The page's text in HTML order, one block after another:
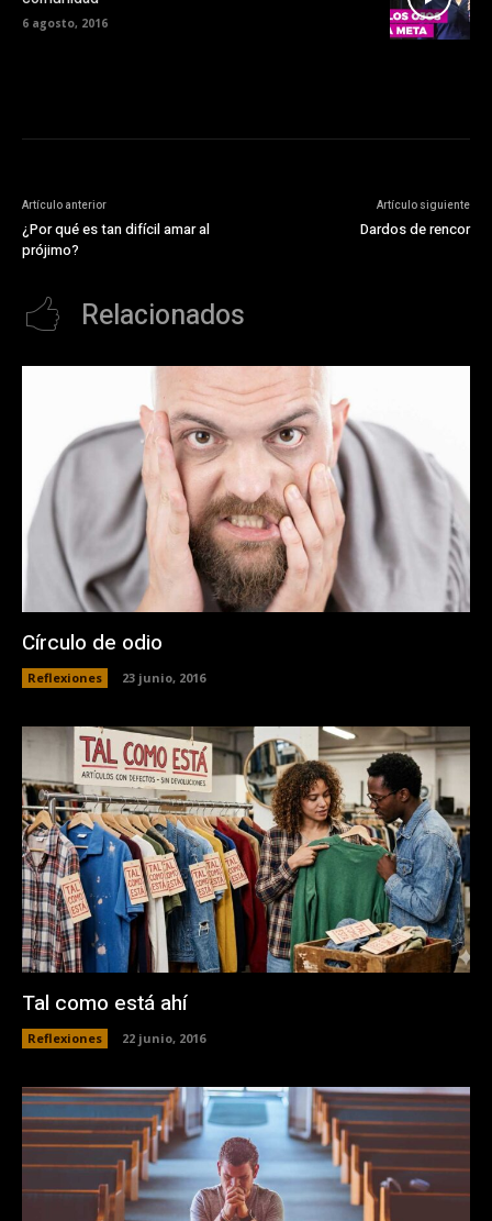
6 agosto, 2016
Artículo anterior
¿Por qué es tan difícil amar al
prójimo?
Artículo siguiente
Dardos de rencor
Relacionados
Círculo de odio
Reflexiones 23 junio, 2016
Tal como está ahí
Reflexiones 22 junio, 2016